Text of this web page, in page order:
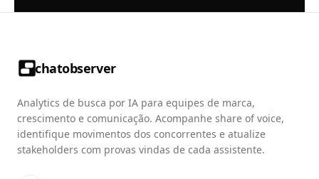
chatobserver
Analytics de busca por IA para equipes de marca,
crescimento e comunicação. Acompanhe share of voice,
identifique movimentos dos concorrentes e atualize
stakeholders com provas vindas de cada assistente.